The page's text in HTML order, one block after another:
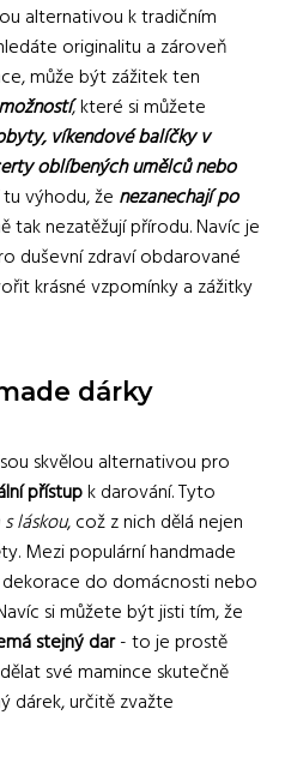
alternativou k tradičním
originalitu a zároveň
může být zážitek ten
, které si můžete
víkendové balíčky v
oblíbených umělců nebo
výhodu, že nezanechají po
tak nezatěžují přírodu. Navíc je
duševní zdraví obdarované
krásné vzpomínky a zážitky
dárky
skvělou alternativou pro
přístupk darování. Tyto
láskou, což z nich dělá nejen
Mezi populární handmade
do domácnosti nebo
si můžete být jisti tím, že
stejný dar- to je prostě
své mamince skutečně
dárek, určitě zvažte